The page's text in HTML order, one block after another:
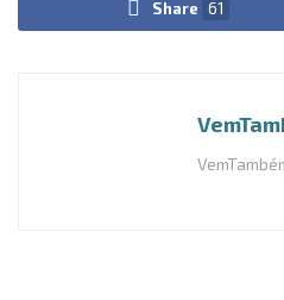
Share 61